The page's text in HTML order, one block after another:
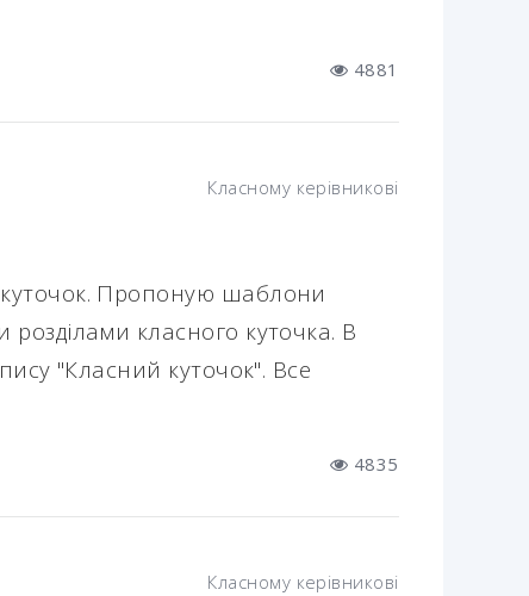
4881
Класному керівникові
Пропоную шаблони
класного куточка. В
"Класний куточок". Все
4835
Класному керівникові